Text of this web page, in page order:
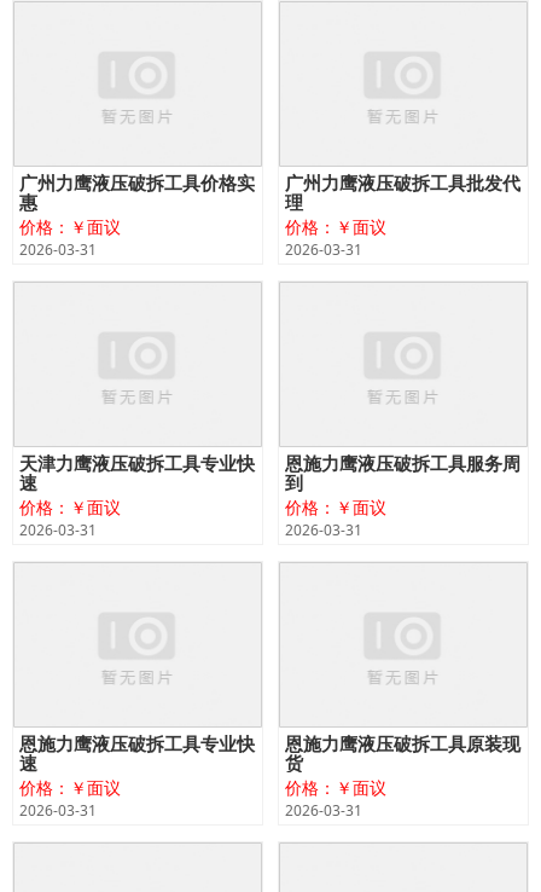
广州力鹰液压破拆工具价格实
惠
价格：￥面议
2026-03-31
广州力鹰液压破拆工具批发代
理
价格：￥面议
2026-03-31
天津力鹰液压破拆工具专业快
速
价格：￥面议
2026-03-31
恩施力鹰液压破拆工具服务周
到
价格：￥面议
2026-03-31
恩施力鹰液压破拆工具专业快
速
价格：￥面议
2026-03-31
恩施力鹰液压破拆工具原装现
货
价格：￥面议
2026-03-31